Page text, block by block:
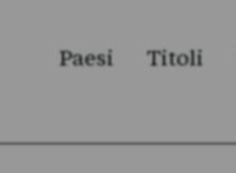
Paesi Titoli